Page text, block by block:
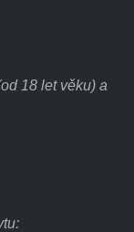
18 let věku) a